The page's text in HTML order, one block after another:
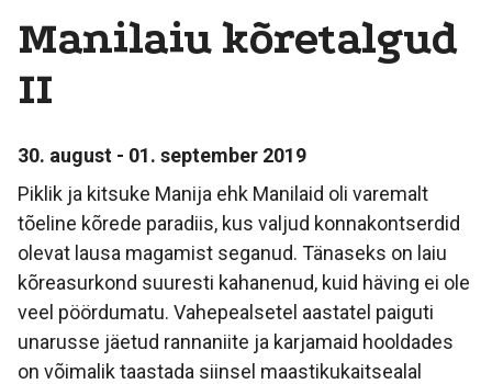
Manilaiu kõretalgud
II
30. august - 01. september 2019
Piklik ja kitsuke Manija ehk Manilaid oli varemalt
tõeline kõrede paradiis, kus valjud konnakontserdid
olevat lausa magamist seganud. Tänaseks on laiu
kõreasurkond suuresti kahanenud, kuid häving ei ole
veel pöördumatu. Vahepealsetel aastatel paiguti
unarusse jäetud rannaniite ja karjamaid hooldades
on võimalik taastada siinsel maastikukaitsealal